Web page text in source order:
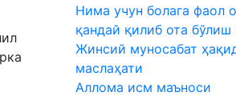
Нима учун болага фаол
қандай қилиб ота бўлиш
Жинсий муносабат
маслаҳати
Аллома исм маъноси